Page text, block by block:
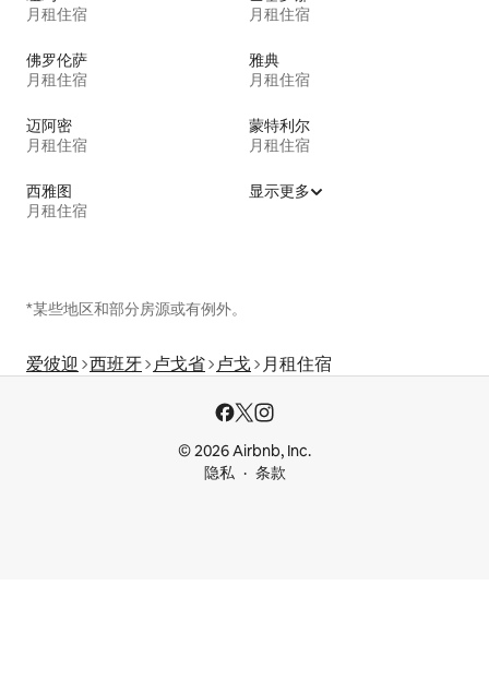
月租住宿
月租住宿
佛罗伦萨
月租住宿
雅典
月租住宿
迈阿密
月租住宿
蒙特利尔
月租住宿
西雅图
月租住宿
显示更多
*某些地区和部分房源或有例外。
爱彼迎 西班牙 卢戈省 卢戈 月租住宿
© 2026 Airbnb, Inc.
隐私
条款